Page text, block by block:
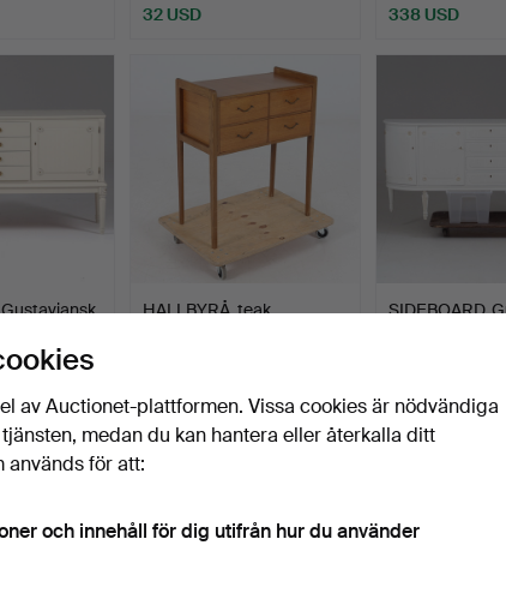
32 USD 338 USD
2026
HALLBYRÅ, teak,
48 USD
SIDEBOARD,
Klubbades 30
232 USD
av Auctionet-plattformen. Vissa cookies är nödvändiga
medan du kan hantera eller återkalla ditt
används för att:
och innehåll för dig utifrån hur du använder